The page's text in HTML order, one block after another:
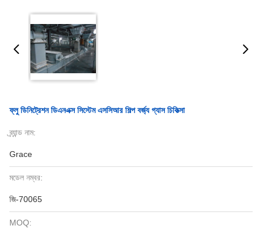
ফ্লু ডিনিট্রেশন ডিএনএক্স সিস্টেম এসসিআর শিল্প বর্জ্য গ্যাস চিকিত্সা
ব্র্যান্ড নাম:
Grace
মডেল নম্বর:
জি-70065
MOQ: